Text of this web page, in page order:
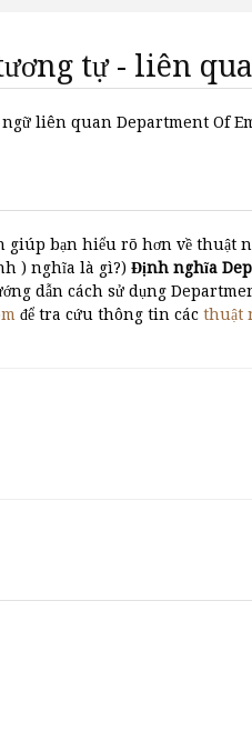
tự - liên
liên quan Department Of
giúp bạn hiểu rõ hơn về thuật
) nghĩa là gì?) Định nghĩa
dẫn cách sử dụng
để tra cứu thông tin các thuật